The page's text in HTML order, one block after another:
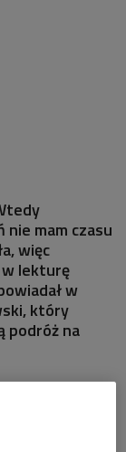
nie mam czasu
więc
w lekturę
w
który
podróż na